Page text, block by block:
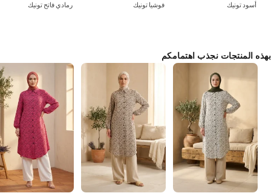
أسود تونيك فوشيا تونيك رمادي فاتح تونيك
بهذه المنتجات نجذب اهتمامكم